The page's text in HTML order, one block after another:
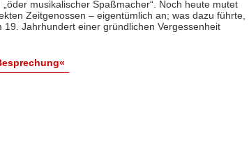
musikalischer Spaßmacher“. Noch heute mutet
Zeitgenossen – eigentümlich an; was dazu führte,
Jahrhundert einer gründlichen Vergessenheit